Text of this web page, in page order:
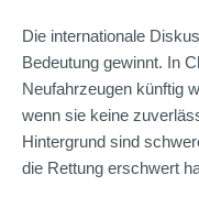
Die internationale
Bedeutung gewinnt. In
Neufahrzeugen künftig
wenn sie keine
Hintergrund sind
die Rettung erschwert